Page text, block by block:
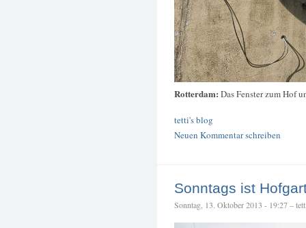
Rotterdam: Das Fenster zum Hof
tetti's blog
Neuen Kommentar schreiben
Sonntags ist
Sonntag, 13. Oktober 2013 - 19:27 –